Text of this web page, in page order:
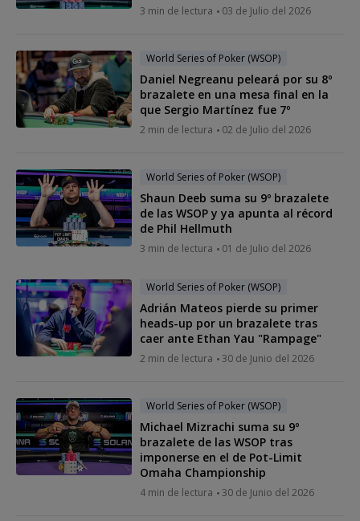
3 min de lectura 03 de Julio del 2026
World Series of Poker (WSOP)
Daniel Negreanu peleará por su 8º
brazalete en una mesa final en la
que Sergio Martínez fue 7º
2 min de lectura 02 de Julio del 2026
World Series of Poker (WSOP)
Shaun Deeb suma su 9º brazalete
de las WSOP y ya apunta al récord
de Phil Hellmuth
3 min de lectura 01 de Julio del 2026
World Series of Poker (WSOP)
Adrián Mateos pierde su primer
heads-up por un brazalete tras
caer ante Ethan Yau "Rampage"
2 min de lectura 30 de Junio del 2026
World Series of Poker (WSOP)
Michael Mizrachi suma su 9º
brazalete de las WSOP tras
imponerse en el de Pot-Limit
Omaha Championship
4 min de lectura 30 de Junio del 2026